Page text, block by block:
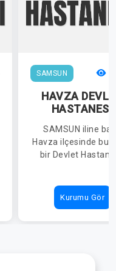
SAMSUN
HAVZA
HASTANESİ
SAMSUN iline
Havza ilçesinde
bir Devlet
Kurumu Gör